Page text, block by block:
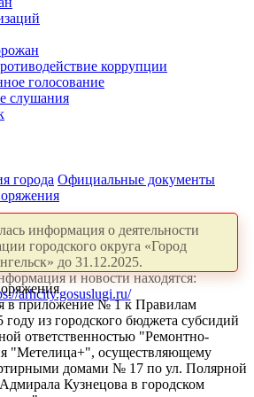
коррупции
голосование
слушания
города Официальные документы
информация о деятельности
городского округа «Город
до 31.12.2025.
и новости находятся:
arhcity.gosuslugi.ru/
в приложение № 1 к Правилам
году из городского бюджета субсидий
ответственностью "Ремонтно-
"Метелица+", осуществляющему
домами № 17 по ул. Полярной
Кузнецова в городском